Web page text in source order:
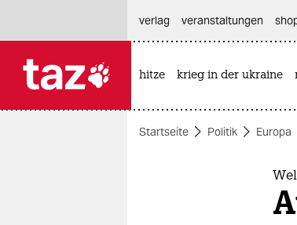
themen
verlag
veranstaltungen
hitze krieg in der ukraine
Startseite Politik Europa